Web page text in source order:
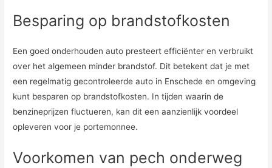
Besparing op brandstofkosten
Een goed onderhouden auto presteert efficiënter en verbruikt
over het algemeen minder brandstof. Dit betekent dat je met
een regelmatig gecontroleerde auto in Enschede en omgeving
kunt besparen op brandstofkosten. In tijden waarin de
benzineprijzen fluctueren, kan dit een aanzienlijk voordeel
opleveren voor je portemonnee.
Voorkomen van pech onderweg